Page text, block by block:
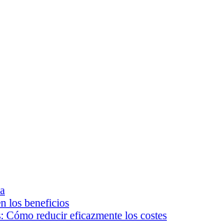
los beneficios
Cómo reducir eficazmente los costes